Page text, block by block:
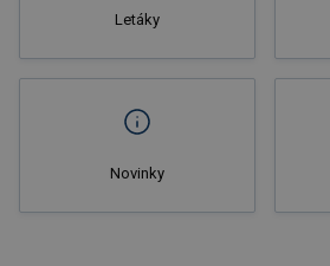
Letáky
Novinky